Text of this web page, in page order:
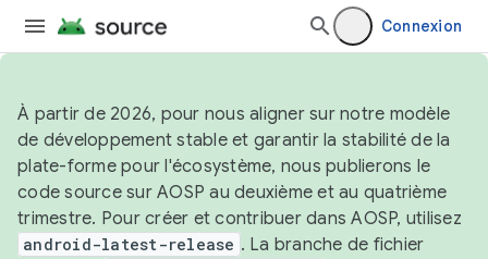
Connexion
À partir de 2026, pour nous aligner sur notre modèle
de développement stable et garantir la stabilité de la
plate-forme pour l'écosystème, nous publierons le
code source sur AOSP au deuxième et au quatrième
trimestre. Pour créer et contribuer dans AOSP, utilisez
android-latest-release . La branche de fichier